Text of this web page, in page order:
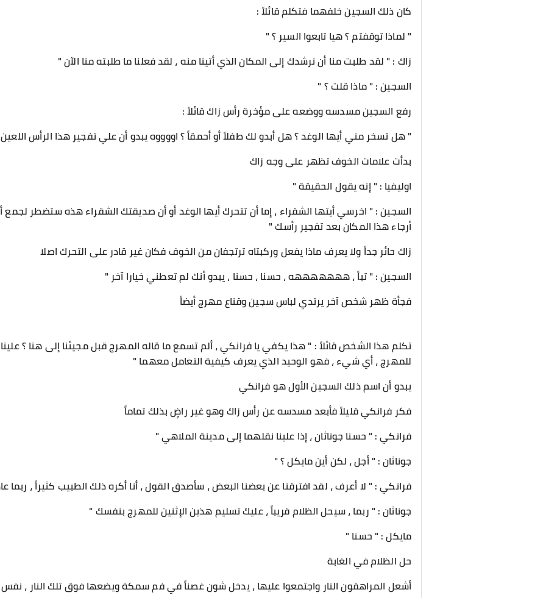
كان ذلك السجين خلفهما فتكلم قائلاً :
" لماذا توقفتم ؟ هيا تابعوا السير ؟ "
زاك : " لقد طلبت منا أن نرشدك إلى المكان الذي أتينا منه ، لقد فعلنا ما طلبته منا الآن "
السجين : " ماذا قلت ؟ "
رفع السجين مسدسه ووضعه على مؤخرة رأس زاك قائلاً :
" هل تسخر مني أيها الوغد ؟ هل أبدو لك طفلاً أو أحمقاً ؟ اووووه يبدو أن علي تفجير هذا الرأس
بدأت علامات الخوف تظهر على وجه زاك
اوليفيا : " إنه يقول الحقيقة "
السجين : " اخرسي أيتها الشقراء ، إما أن تتحرك أيها الوغد أو أن صديقتك الشقراء هذه ستضطر
أرجاء هذا المكان بعد تفجير رأسك "
زاك حائر جداً ولا يعرف ماذا يفعل وركبتاه ترتجفان من الخوف فكان غير قادر على التحرك اصلا
السجين : " تباً ، هههههههه ، حسنا ، حسنا ، يبدو أنك لم تعطني خيارا آخر "
فجأة ظهر شخص آخر يرتدي لباس سجين وقناع مهرج أيضاً
تكلم هذا الشخص قائلاً : " هذا يكفي يا فرانكي ، ألم تسمع ما قاله المهرج قبل مجيئنا إلى هنا ؟
للمهرج ، أي شيء ، فهو الوحيد الذي يعرف كيفية التعامل معهما "
يبدو أن اسم ذلك السجين الأول هو فرانكي
فكر فرانكي قليلاً فأبعد مسدسه عن رأس زاك وهو غير راضٍ بذلك تماماً
فرانكي : " حسنا جوناثان ، إذا علينا نقلهما إلى مدينة الملاهي "
جوناثان : " أجل ، لكن أين مايكل ؟ "
فرانكي : " لا أعرف ، لقد افترقنا عن بعضنا البعض ، سأصدق القول ، أنا أكره ذلك الطبيب كثيراً ، ربما
جوناثان : " ربما ، سيحل الظلام قريباً ، عليك تسليم هذين الإثنين للمهرج بنفسك "
مايكل : " حسنا "
حل الظلام في الغابة
أشعل المراهقون النار واجتمعوا عليها ، يدخل شون غصناً في فم سمكة ويضعها فوق تلك النار ، نفس